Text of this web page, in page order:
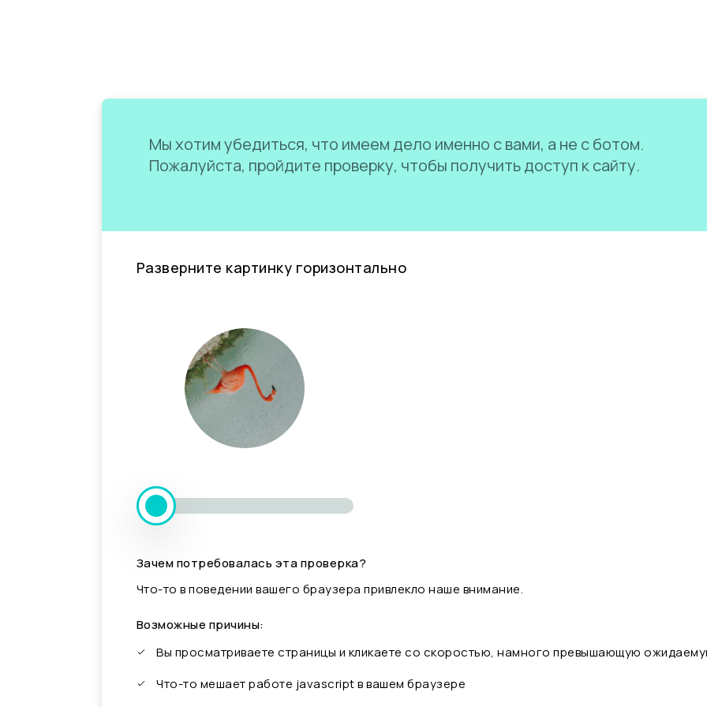
Мы хотим убедиться, что имеем дело именно с вами, а не с ботом.
Пожалуйста, пройдите проверку, чтобы получить доступ к сайту.
Разверните картинку горизонтально
Зачем потребовалась эта проверка?
Что-то в поведении вашего браузера привлекло наше внимание.
Возможные причины:
Вы просматриваете страницы и кликаете со скоростью, намного превышающую
Что-то мешает работе javascript в вашем браузере